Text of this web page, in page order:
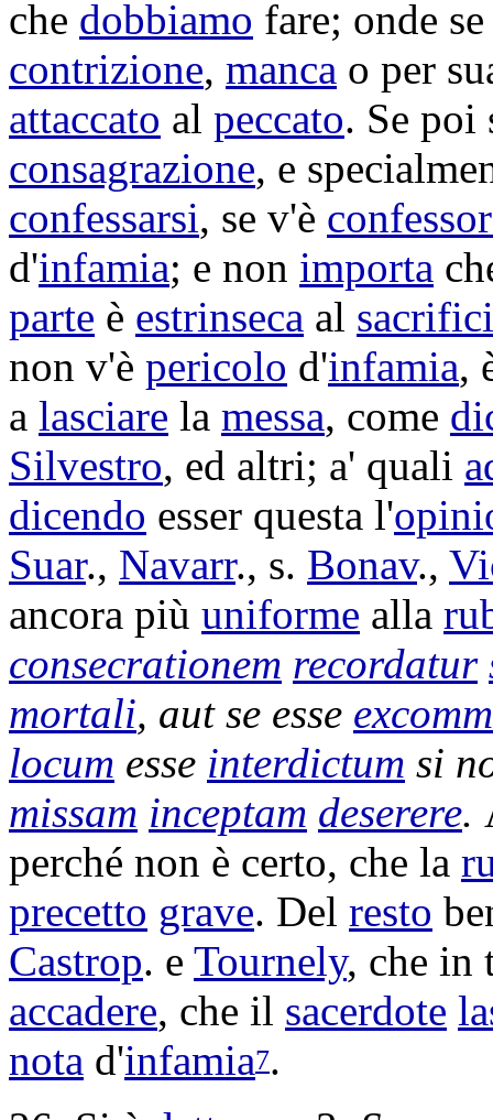
che dobbiamo fare; onde
contrizione, manca o per
attaccato al peccato. Se poi
consagrazione, e
confessarsi, se v'è
d'infamia; e non importa
parte è estrinseca al
non v'è pericolo d'infamia,
a lasciare la messa, come
Silvestro, ed altri; a' quali
dicendo esser questa l'
Suar., Navarr., s. Bonav.,
ancora più uniforme alla
consecrationem recordatur
mortali, aut se esse
locum esse interdictum si
missam inceptam deserere.
perché non è certo, che la
precetto grave. Del resto
Castrop. e Tournely, che in
accadere, che il sacerdote
nota d'infamia7.